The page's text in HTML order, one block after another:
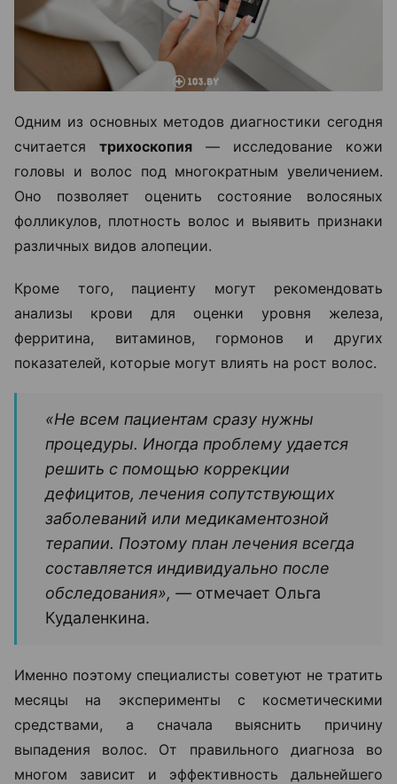
Одним из основных методов диагностики сегодня
считается трихоскопия — исследование кожи
головы и волос под многократным увеличением.
Оно позволяет оценить состояние волосяных
фолликулов, плотность волос и выявить признаки
различных видов алопеции.
Кроме того, пациенту могут рекомендовать
анализы крови для оценки уровня железа,
ферритина, витаминов, гормонов и других
показателей, которые могут влиять на рост волос.
«Не всем пациентам сразу нужны
процедуры. Иногда проблему удается
решить с помощью коррекции
дефицитов, лечения сопутствующих
заболеваний или медикаментозной
терапии. Поэтому план лечения всегда
составляется индивидуально после
обследования», — отмечает Ольга
Кудаленкина.
Именно поэтому специалисты советуют не тратить
месяцы на эксперименты с косметическими
средствами, а сначала выяснить причину
выпадения волос. От правильного диагноза во
многом зависит и эффективность дальнейшего